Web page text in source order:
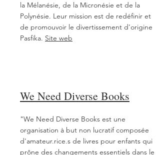
la Mélanésie, de la Micronésie et de la
Polynésie. Leur mission est de redéfinir et
de promouvoir le divertissement d'origine
Pasfika. Site web
We Need Diverse Books
"We Need Diverse Books est une
organisation à but non lucratif composée
d'amateur.rice.s de livres pour enfants qui
prône des changements essentiels dans le